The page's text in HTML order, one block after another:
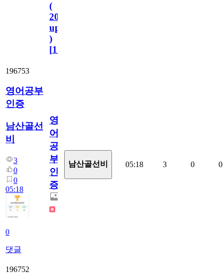
(
2023.11.1
update
)
[110
196753
영어공부
인증
남산골선
비
3
0
0
05:18
0
댓글
영
어
공
부
인
증
남산골선비 05:18 3 0 0
196752